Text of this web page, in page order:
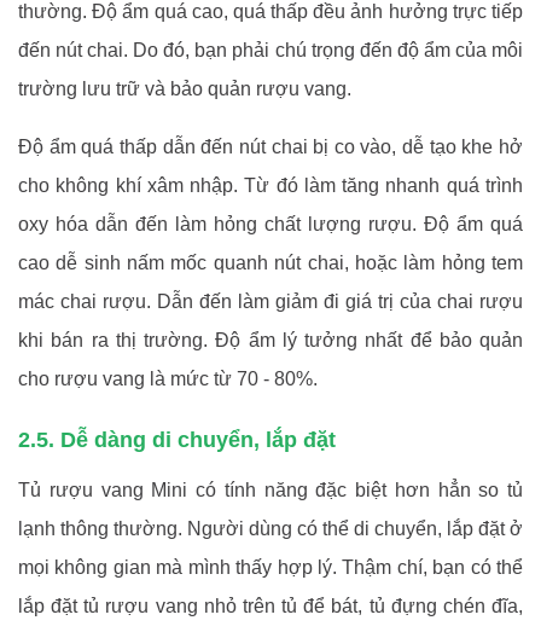
thường. Độ ẩm quá cao, quá thấp đều ảnh hưởng trực tiếp
đến nút chai. Do đó, bạn phải chú trọng đến độ ẩm của môi
trường lưu trữ và bảo quản rượu vang.
Độ ẩm quá thấp dẫn đến nút chai bị co vào, dễ tạo khe hở
cho không khí xâm nhập. Từ đó làm tăng nhanh quá trình
oxy hóa dẫn đến làm hỏng chất lượng rượu. Độ ẩm quá
cao dễ sinh nấm mốc quanh nút chai, hoặc làm hỏng tem
mác chai rượu. Dẫn đến làm giảm đi giá trị của chai rượu
khi bán ra thị trường. Độ ẩm lý tưởng nhất để bảo quản
cho rượu vang là mức từ 70 - 80%.
2.5. Dễ dàng di chuyển, lắp đặt
Tủ rượu vang Mini có tính năng đặc biệt hơn hẳn so tủ
lạnh thông thường. Người dùng có thể di chuyển, lắp đặt ở
mọi không gian mà mình thấy hợp lý. Thậm chí, bạn có thể
lắp đặt tủ rượu vang nhỏ trên tủ để bát, tủ đựng chén đĩa,